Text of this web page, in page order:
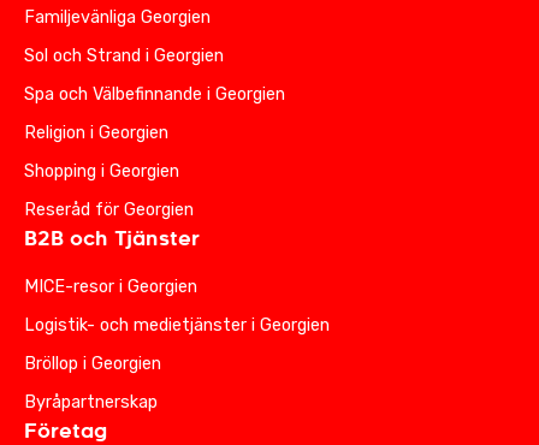
Familjevänliga Georgien
Sol och Strand i Georgien
Spa och Välbefinnande i Georgien
Religion i Georgien
Shopping i Georgien
Reseråd för Georgien
B2B och Tjänster
MICE-resor i Georgien
Logistik- och medietjänster i Georgien
Bröllop i Georgien
Byråpartnerskap
Företag